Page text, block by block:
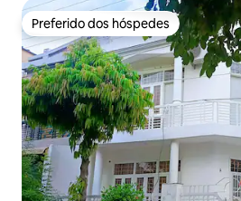
Preferido dos hóspedes
Preferido dos hóspedes